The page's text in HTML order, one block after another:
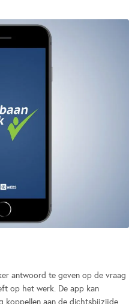
antwoord te geven op de vraag
op het werk. De app kan
koppellen aan de dichtsbijzijde